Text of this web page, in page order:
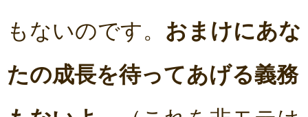
もないのです。 おまけにあな
たの成長を待ってあげる義務